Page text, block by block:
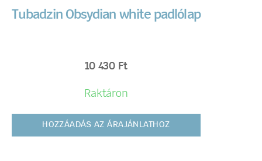
Tubadzin Obsydian white padlólap
10 430 Ft
Raktáron
HOZZÁADÁS AZ ÁRAJÁNLATHOZ